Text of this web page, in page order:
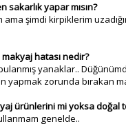
sakarlık yapar mısın?
ama şimdi kirpiklerim
hatası nedir?
yanaklar..
yapmak zorunda bırakan
ürünlerini mi yoksa doğal
genelde..